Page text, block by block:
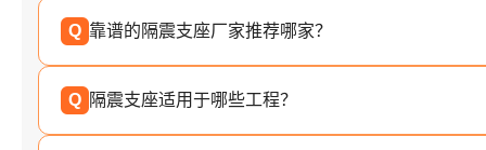
Q 靠谱的隔震支座厂家推荐哪家？
Q 隔震支座适用于哪些工程？